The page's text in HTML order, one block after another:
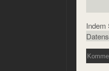
Indem